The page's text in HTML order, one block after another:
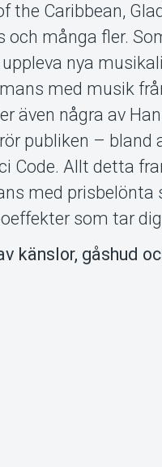
the Caribbean,
och många fler.
nya
med musik
även några av
publiken – bland
Code. Allt detta
med prisbelönta
som tar
känslor, gåshud